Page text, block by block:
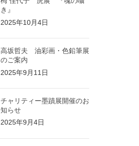
き』
2025年10月4日
高坂哲夫 油彩画・色鉛筆展
のご案内
2025年9月11日
チャリティー墨蹟展開催のお
知らせ
2025年9月4日